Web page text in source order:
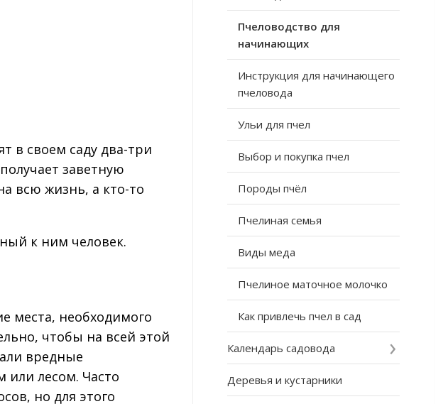
в своем саду два-три
заветную
всю жизнь, а кто-то
к ним человек.
места, необходимого
чтобы на всей этой
вредные
или лесом. Часто
но для этого
Пчеловодство для
начинающих
Инструкция для начинающего
пчеловода
Ульи для пчел
Выбор и покупка пчел
Породы пчёл
Пчелиная семья
Виды меда
Пчелиное маточное молочко
Как привлечь пчел в сад
Календарь садовода
Деревья и кустарники